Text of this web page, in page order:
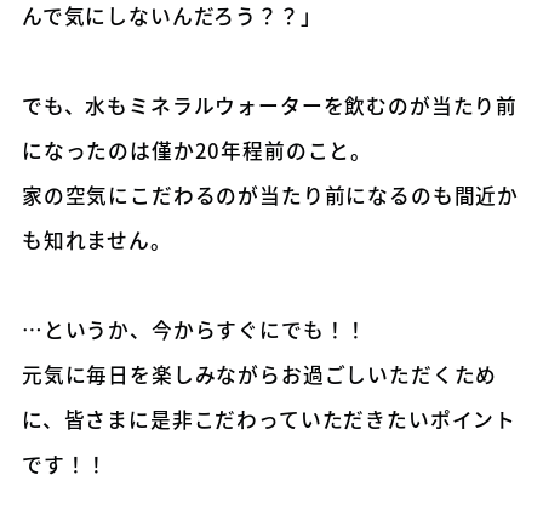
んで気にしないんだろう？？」
でも、水もミネラルウォーターを飲むのが当たり前
になったのは僅か20年程前のこと。
家の空気にこだわるのが当たり前になるのも間近か
も知れません。
…というか、今からすぐにでも！！
元気に毎日を楽しみながらお過ごしいただくため
に、皆さまに是非こだわっていただきたいポイント
です！！